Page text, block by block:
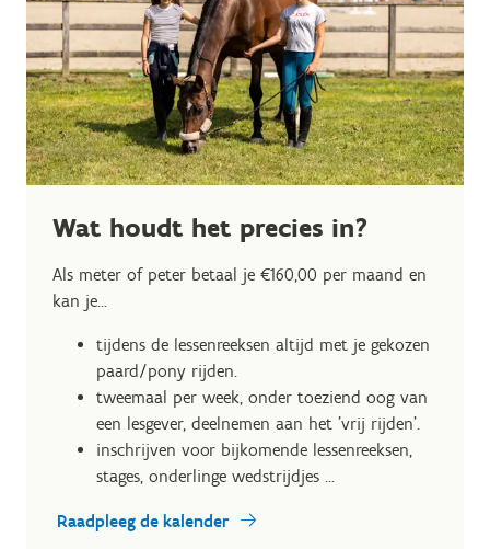
Wat houdt het precies in?
Als meter of peter betaal je €160,00 per maand en
kan je...
tijdens de lessenreeksen altijd met je gekozen
paard/pony rijden.
tweemaal per week, onder toeziend oog van
een lesgever, deelnemen aan het 'vrij rijden'.
inschrijven voor bijkomende lessenreeksen,
stages, onderlinge wedstrijdjes ...
Raadpleeg de kalender